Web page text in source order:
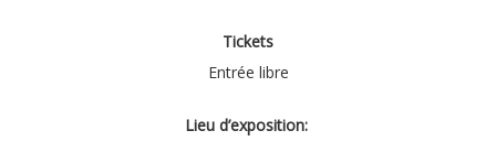
Tickets
Entrée libre
Lieu d’exposition: